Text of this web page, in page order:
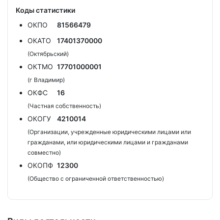
Коды статистики
ОКПО
81566479
ОКАТО
17401370000
(Октябрьский)
ОКТМО 17701000001
(г Владимир)
ОКФС 16
(Частная собственность)
ОКОГУ 4210014
(Организации, учрежденные юридическими лицами или
гражданами, или юридическими лицами и гражданами
совместно)
ОКОПФ 12300
(Общество с ограниченной ответственностью)